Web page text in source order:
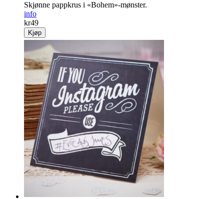
Skjønne pappkrus i «Bohem»-mønster.
info
kr49
Kjøp